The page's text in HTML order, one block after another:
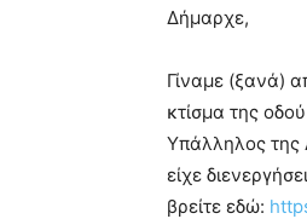
pornhun
Δήμαρχε,
Γίναμε (ξανά)
κτίσμα της
Υπάλληλος της
είχε
βρείτε εδώ: